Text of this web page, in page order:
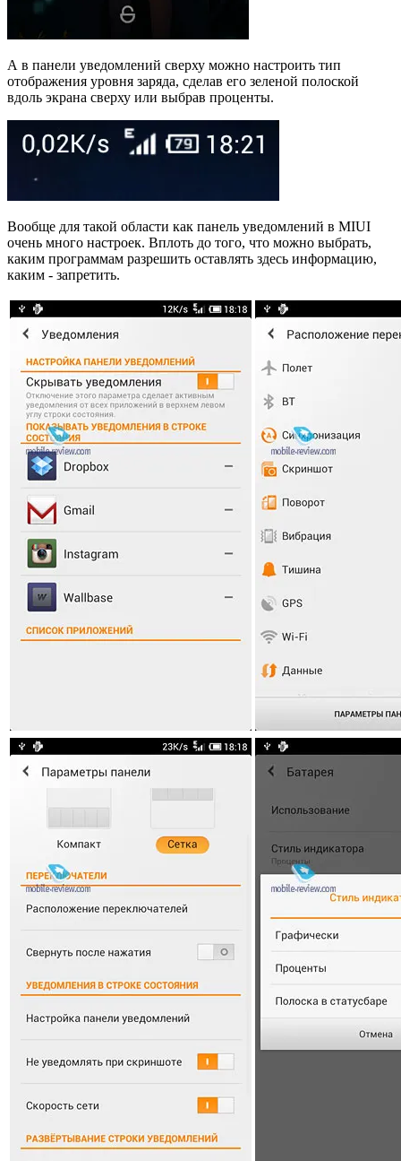
А в панели уведомлений сверху можно настроить тип
отображения уровня заряда, сделав его зеленой полоской
вдоль экрана сверху или выбрав проценты.
Вообще для такой области как панель уведомлений в MIUI
очень много настроек. Вплоть до того, что можно выбрать,
каким программам разрешить оставлять здесь информацию,
каким - запретить.